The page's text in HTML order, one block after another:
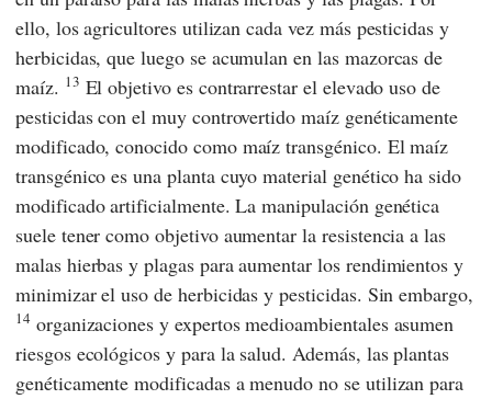
ello, los agricultores utilizan cada vez más pesticidas y
herbicidas, que luego se acumulan en las mazorcas de
maíz. 13 El objetivo es contrarrestar el elevado uso de
pesticidas con el muy controvertido maíz genéticamente
modificado, conocido como maíz transgénico. El maíz
transgénico es una planta cuyo material genético ha sido
modificado artificialmente. La manipulación genética
suele tener como objetivo aumentar la resistencia a las
malas hierbas y plagas para aumentar los rendimientos y
minimizar el uso de herbicidas y pesticidas. Sin embargo,
14 organizaciones y expertos medioambientales asumen
riesgos ecológicos y para la salud. Además, las plantas
genéticamente modificadas a menudo no se utilizan para